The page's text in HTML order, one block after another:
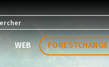
WEB FORESTCHANGE